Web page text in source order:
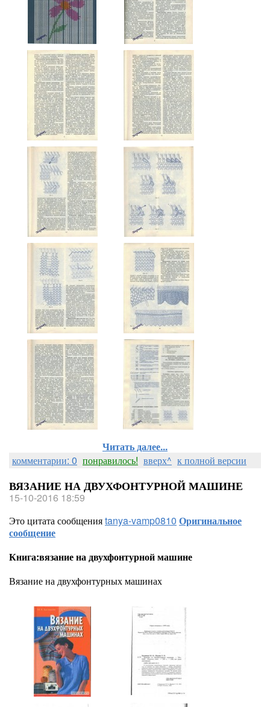
Читать далее...
комментарии: 0 понравилось! вверх^ к полной версии
ВЯЗАНИЕ НА ДВУХФОНТУРНОЙ МАШИНЕ
15-10-2016 18:59
Это цитата сообщенияtanya-vamp0810 Оригинальное
сообщение
Книга:вязание на двухфонтурной машине
Вязание на двухфонтурных машинах